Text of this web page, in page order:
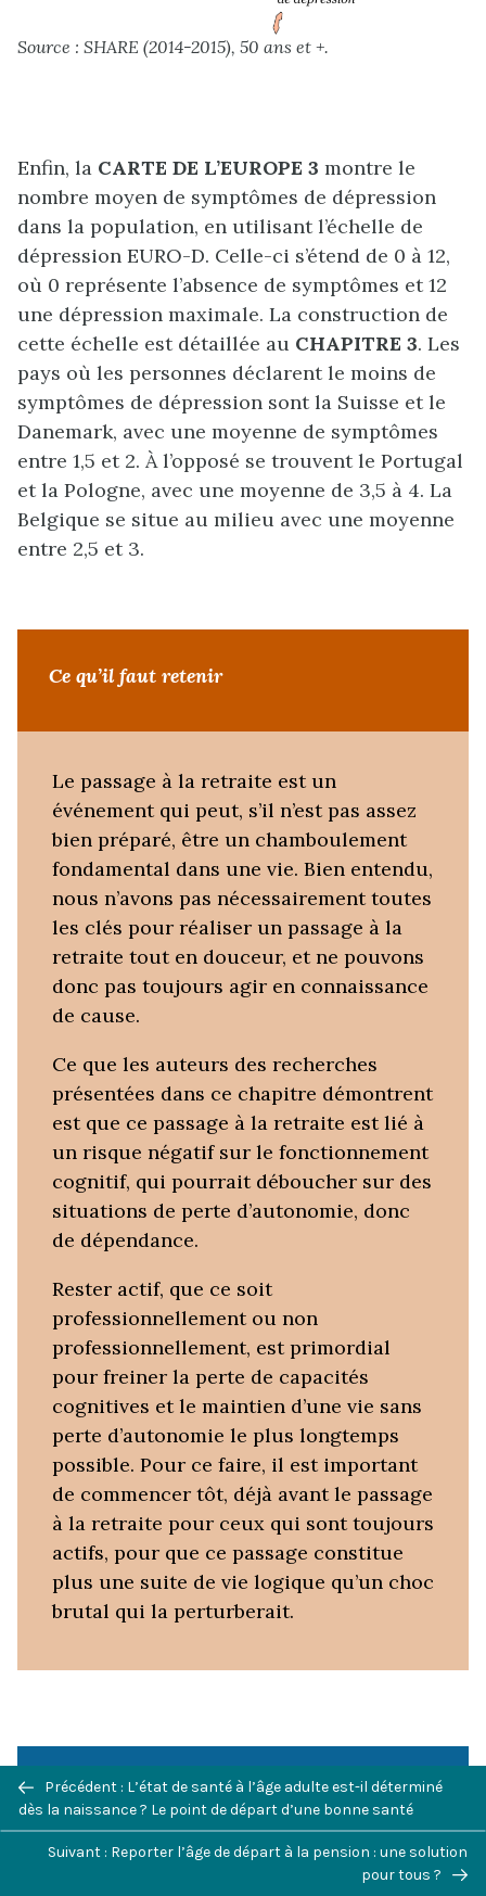
Source : SHARE (2014-2015), 50 ans et +.
Enfin, la CARTE DE L’EUROPE 3 montre le
nombre moyen de symptômes de dépression
dans la population, en utilisant l’échelle de
dépression EURO-D. Celle-ci s’étend de 0 à 12,
où 0 représente l’absence de symptômes et 12
une dépression maximale. La construction de
cette échelle est détaillée au CHAPITRE 3. Les
pays où les personnes déclarent le moins de
symptômes de dépression sont la Suisse et le
Danemark, avec une moyenne de symptômes
entre 1,5 et 2. À l’opposé se trouvent le Portugal
et la Pologne, avec une moyenne de 3,5 à 4. La
Belgique se situe au milieu avec une moyenne
entre 2,5 et 3.
Ce qu’il faut retenir
Le passage à la retraite est un
événement qui peut, s’il n’est pas assez
bien préparé, être un chamboulement
fondamental dans une vie. Bien entendu,
nous n’avons pas nécessairement toutes
les clés pour réaliser un passage à la
retraite tout en douceur, et ne pouvons
donc pas toujours agir en connaissance
de cause.
Ce que les auteurs des recherches
présentées dans ce chapitre démontrent
est que ce passage à la retraite est lié à
un risque négatif sur le fonctionnement
cognitif, qui pourrait déboucher sur des
situations de perte d’autonomie, donc
de dépendance.
Rester actif, que ce soit
professionnellement ou non
professionnellement, est primordial
pour freiner la perte de capacités
cognitives et le maintien d’une vie sans
perte d’autonomie le plus longtemps
possible. Pour ce faire, il est important
de commencer tôt, déjà avant le passage
à la retraite pour ceux qui sont toujours
actifs, pour que ce passage constitue
plus une suite de vie logique qu’un choc
brutal qui la perturberait.
L’apport de SHARE pour ce sujet
Navigation
précédent/suivant
Précédent : L’état de santé à l’âge adulte est-il déterminé
dès la naissance ? Le point de départ d’une bonne santé
Suivant : Reporter l’âge de départ à la pension : une solution
pour tous ?